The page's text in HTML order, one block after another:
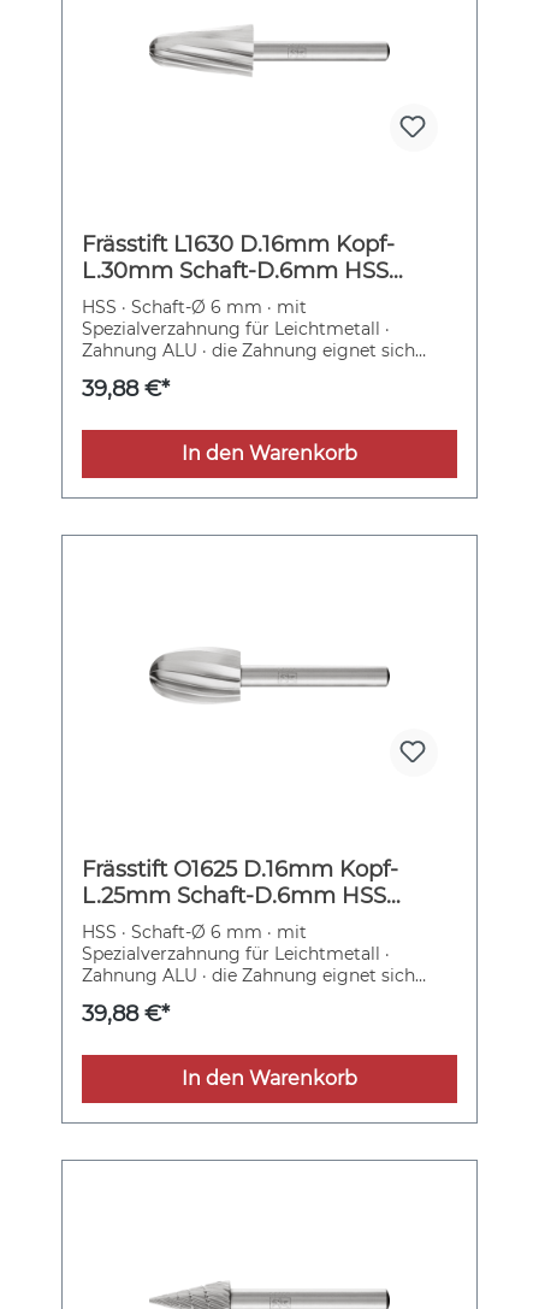
Frässtift L1630 D.16mm Kopf-
L.30mm Schaft-D.6mm HSS
Verz.ALU PFERD
HSS · Schaft-Ø 6 mm · mit
Spezialverzahnung für Leichtmetall ·
Zahnung ALU · die Zahnung eignet sich
weichen NE-Metallen, Messing, Kupfer,
faserverstärkten Kunststoffen und Gummi
39,88 €*
In den Warenkorb
Frässtift O1625 D.16mm Kopf-
L.25mm Schaft-D.6mm HSS
Verz.ALU PFERD
HSS · Schaft-Ø 6 mm · mit
Spezialverzahnung für Leichtmetall ·
Zahnung ALU · die Zahnung eignet sich
weichen NE-Metallen, Messing, Kupfer,
faserverstärkten Kunststoffen und Gummi
39,88 €*
In den Warenkorb